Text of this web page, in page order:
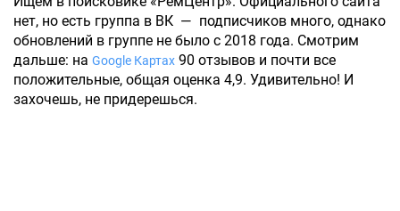
нет, но есть группа в ВК — подписчиков много, однако
обновлений в группе не было с 2018 года. Смотрим
дальше: на Google Картах 90 отзывов и почти все
положительные, общая оценка 4,9. Удивительно! И
захочешь, не придерешься.